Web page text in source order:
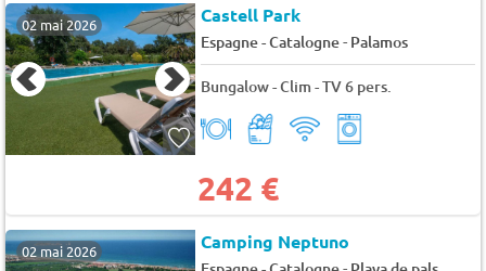
02 mai 2026 Castell Park
Espagne - Catalogne- Palamos
Bungalow - Clim - TV 6 pers.
242 €
02 mai 2026 Camping Neptuno
-